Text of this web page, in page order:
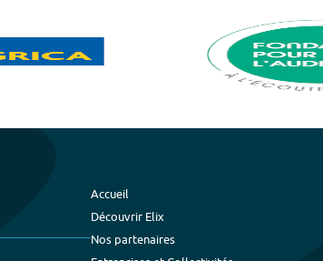
Accueil
Découvrir Elix
Nos partenaires